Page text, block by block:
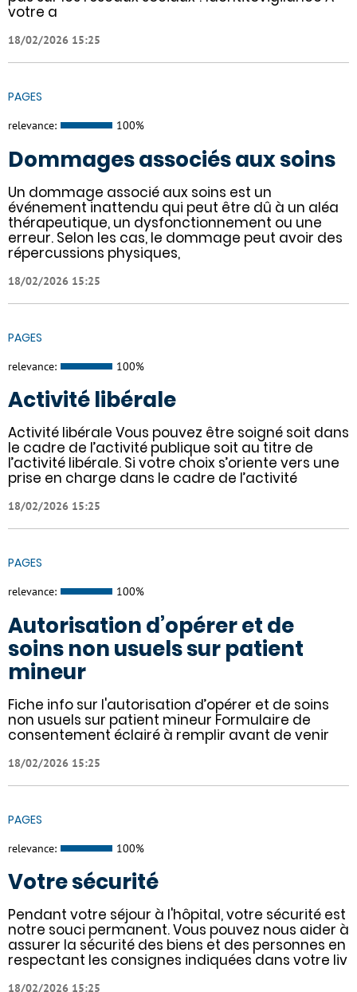
votre a
18/02/2026 15:25
PAGES
relevance: 100%
Dommages associés aux soins
Un dommage associé aux soins est un
événement inattendu qui peut être dû à un aléa
thérapeutique, un dysfonctionnement ou une
erreur. Selon les cas, le dommage peut avoir des
répercussions physiques,
18/02/2026 15:25
PAGES
relevance: 100%
Activité libérale
Activité libérale Vous pouvez être soigné soit dans
le cadre de l’activité publique soit au titre de
l’activité libérale. Si votre choix s’oriente vers une
prise en charge dans le cadre de l’activité
18/02/2026 15:25
PAGES
relevance: 100%
Autorisation d’opérer et de
soins non usuels sur patient
mineur
Fiche info sur l'autorisation d’opérer et de soins
non usuels sur patient mineur Formulaire de
consentement éclairé à remplir avant de venir
18/02/2026 15:25
PAGES
relevance: 100%
Votre sécurité
Pendant votre séjour à l'hôpital, votre sécurité est
notre souci permanent. Vous pouvez nous aider à
assurer la sécurité des biens et des personnes en
respectant les consignes indiquées dans votre liv
18/02/2026 15:25